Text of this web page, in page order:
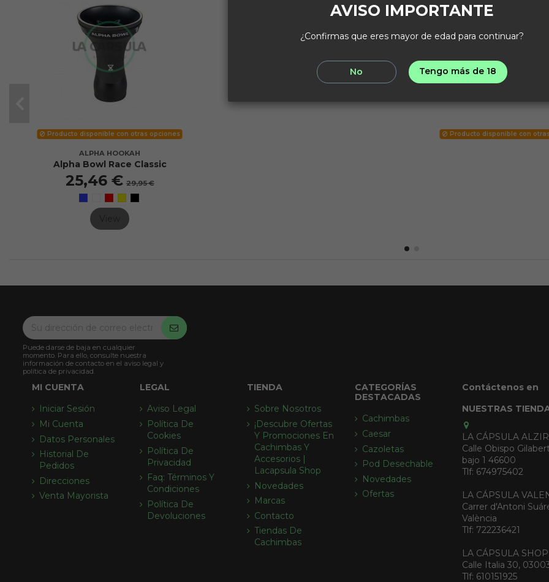
Producto disponible con otras opciones
ALPHA HOOKAH
Alpha Bowl Race Classic
25,46 € 29,95 €
Producto disponible con
Puede darse de baja en cualquier
momento. Para ello, consulte nuestra
información de contacto en el aviso legal y
política de privacidad.
MI CUENTA
Iniciar Sesión
Mi Cuenta
Datos Personales
Historial De
Pedidos
Direcciones
Venta Mayorista
LEGAL
Aviso Legal
Política De
Cookies
Política De
Privacidad
Faq: Términos Y
Condiciones
Política De
Devoluciones
TIENDA
Sobre Nosotros
¡descubre Ofertas
Y Promociones En
Cachimbas Y
Accesorios |
Lacapsula Shop
Novedades
Marcas
Contacto
Tiendas De
Cachimbas
CATEGORÍAS
DESTACADAS
Cachimbas
Caesar
Cazoletas
Pod Desechable
Novedades
Ofertas
Contáctenos en
NUESTRAS
LA CÁPSULA
Calle Obispo
bajo 1 46600
Tlf: 674975402
LA CÁPSULA
Carrer d'Antoni
València
Tlf: 722236421
LA CÁPSULA
Calle Italia 30,
Tlf: 610151925
AVISO IMPORTANTE
¿Confirmas que eres mayor de edad para continuar?
No Tengo más de 18